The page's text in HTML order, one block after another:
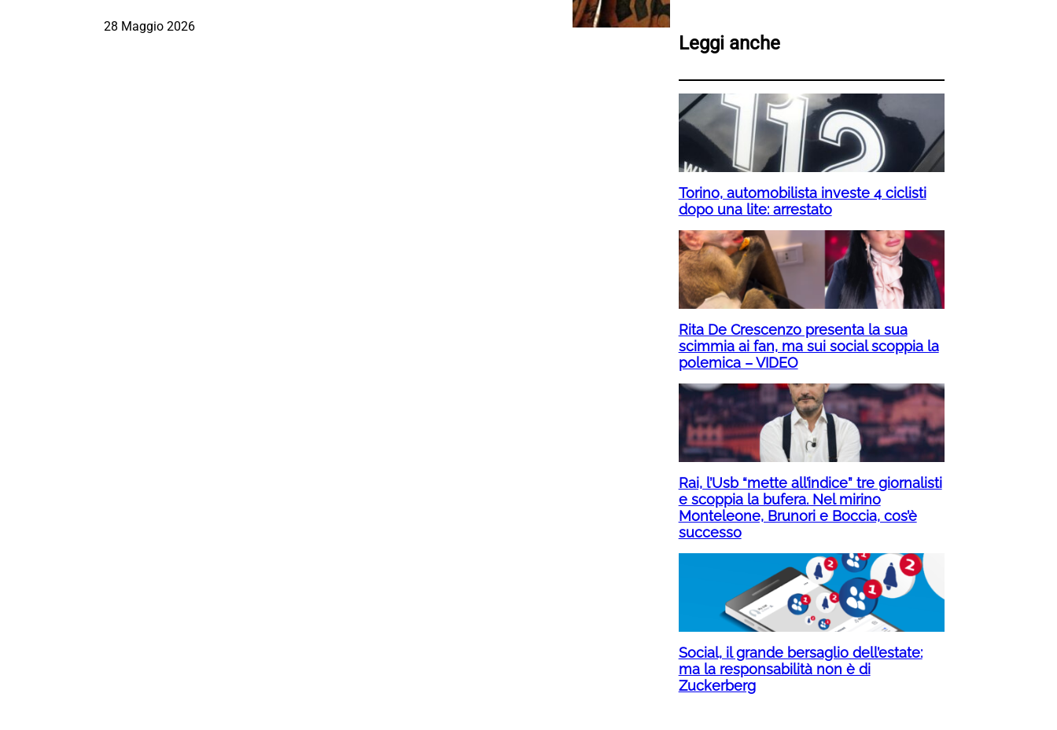
28 Maggio 2026
Leggi anche
Torino, automobilista investe 4 ciclisti
dopo una lite: arrestato
Rita De Crescenzo presenta la sua
scimmia ai fan, ma sui social scoppia la
polemica – VIDEO
Rai, l’Usb “mette all’indice” tre giornalisti
e scoppia la bufera. Nel mirino
Monteleone, Brunori e Boccia, cos’è
successo
Social, il grande bersaglio dell’estate:
ma la responsabilità non è di
Zuckerberg